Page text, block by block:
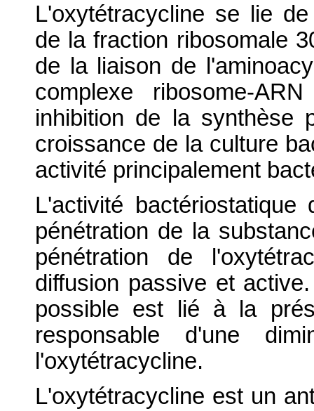
L'oxytétracycline se lie
de la fraction ribosomale
de la liaison de
complexe ribosome-
inhibition de la synthèse
croissance de la culture
activité principalement
L'activité
pénétration de la
pénétration de
diffusion passive et
possible est lié à la
responsable d'une
l'oxytétracycline.
L'oxytétracycline est un